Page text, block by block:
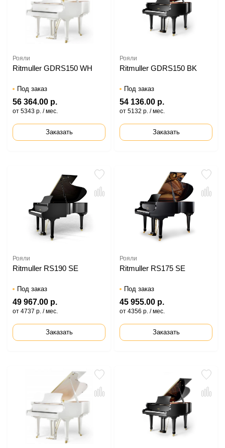
Рояли
Ritmuller GDRS150 WH
Под заказ
56 364.00 р.
от 5343 р. / мес.
Заказать
Рояли
Ritmuller GDRS150 BK
Под заказ
54 136.00 р.
от 5132 р. / мес.
Заказать
Рояли
Ritmuller RS190 SE
Под заказ
49 967.00 р.
от 4737 р. / мес.
Заказать
Рояли
Ritmuller RS175 SE
Под заказ
45 955.00 р.
от 4356 р. / мес.
Заказать